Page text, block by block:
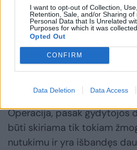
I want to opt-out of Collection, Use,
Retention, Sale, and/or Sharing of
Personal Data that Is Unrelated
Purposes for which it was collected.
Opted Out
CONFIRM
Data Deletion Data Access
Jau prieš operaciją trim
buvo tinkami operacijai,
mitybos rekomendacijos,
kokie valgymo pokyčiai
nurodyta neatidėliojant
Operacija, pasak gydytojos
būti skiriama tik tokiam
nutukimu ir yra išbandęs